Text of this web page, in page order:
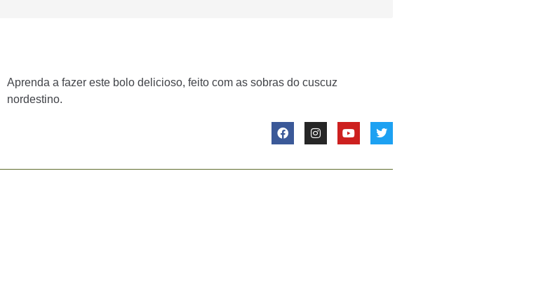
Aprenda a fazer este bolo delicioso, feito com as sobras do cuscuz
nordestino.